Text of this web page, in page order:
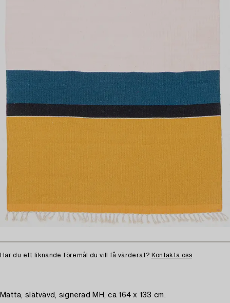
Har du ett liknande föremål du vill få värderat? Kontakta oss
Matta, slätvävd, signerad MH, ca 164 x 133 cm.